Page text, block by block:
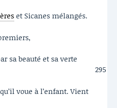
et Sicanes mélangés.
sa beauté et sa verte
295
voue à l’enfant. Vient